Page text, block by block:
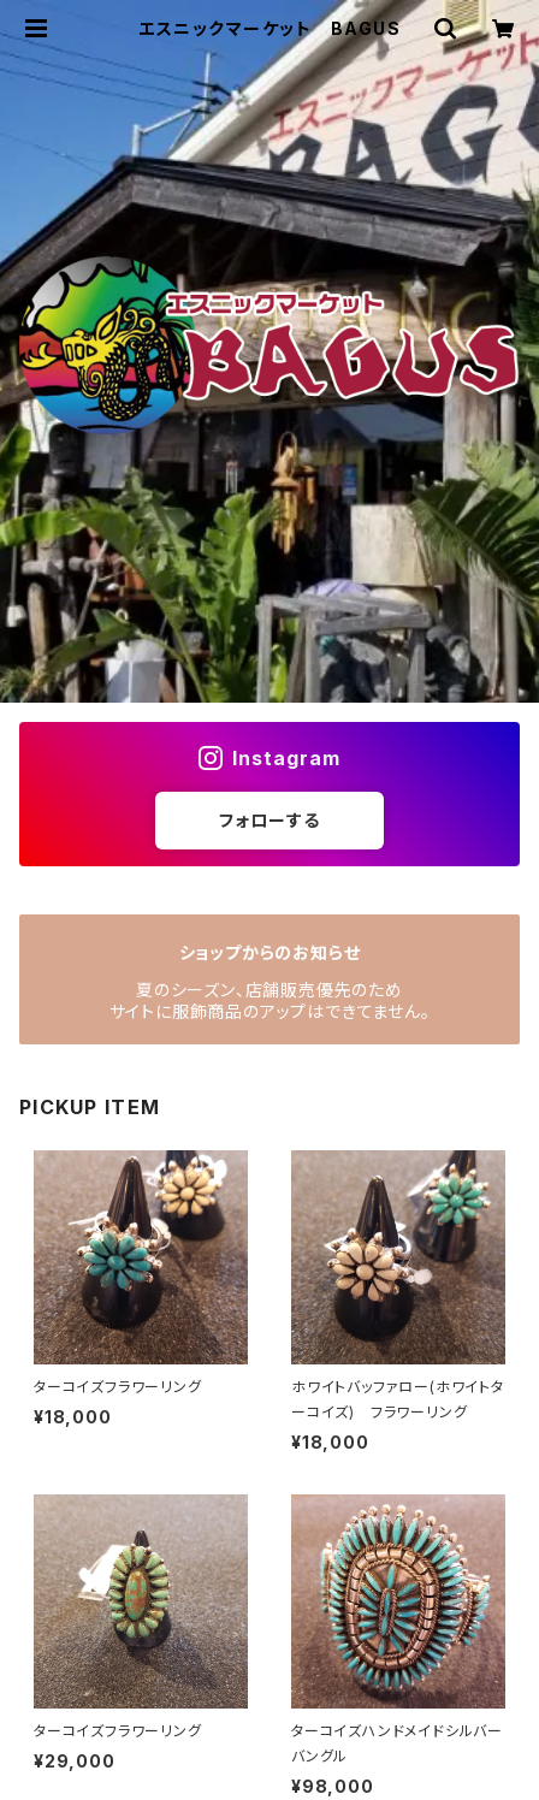
エスニックマーケット BAGUS
Instagram
フォローする
ショップからのお知らせ
夏のシーズン、店舗販売優先のため
サイトに服飾商品のアップはできてません。
PICKUP ITEM
ターコイズフラワーリング
¥18,000
ホワイトバッファロー(ホワイトタ
ーコイズ) フラワーリング
¥18,000
ターコイズフラワーリング
¥29,000
ターコイズハンドメイドシルバー
バングル
¥98,000